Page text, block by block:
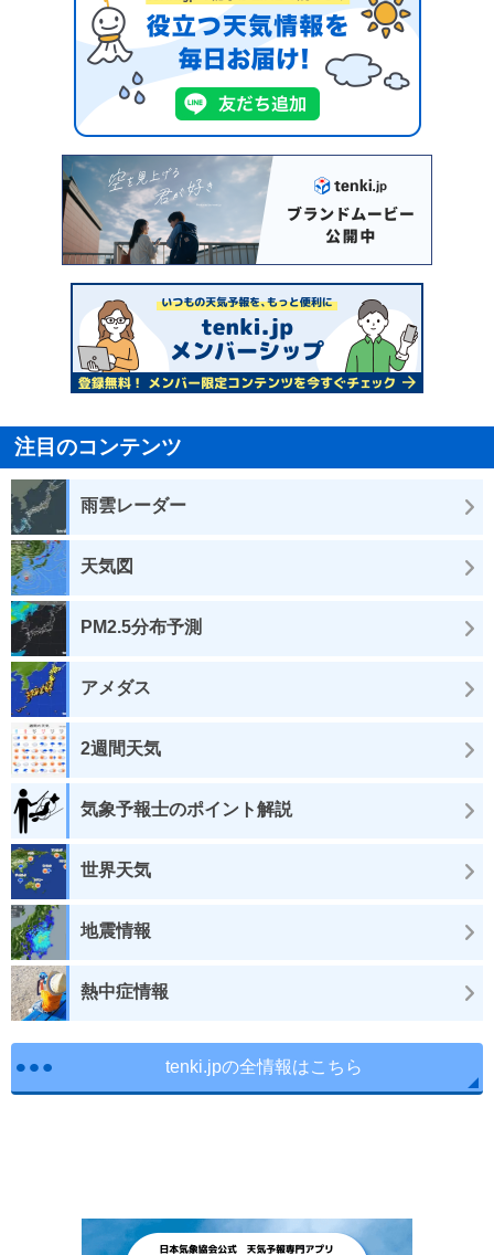
注目のコンテンツ
雨雲レーダー
天気図
PM2.5分布予測
アメダス
2週間天気
気象予報士のポイント解説
世界天気
地震情報
熱中症情報
tenki.jpの全情報はこちら